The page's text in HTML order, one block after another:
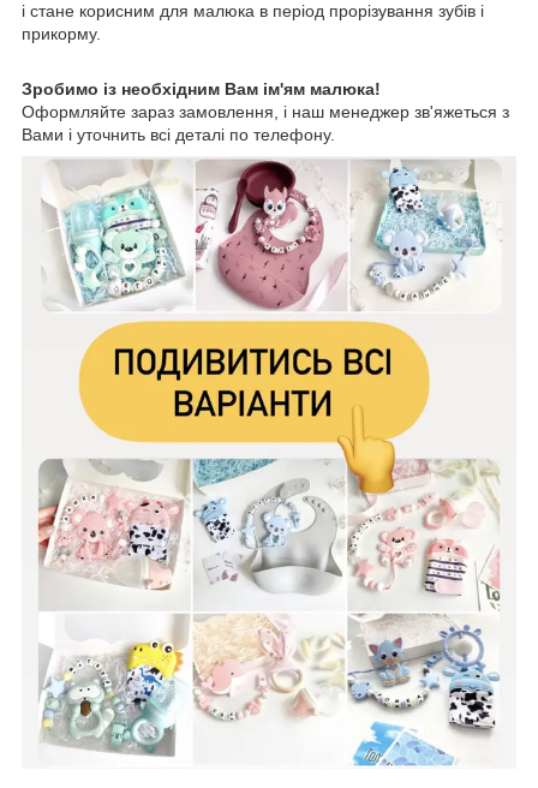
і стане корисним для малюка в період прорізування зубів і
прикорму.
Зробимо із необхідним Вам ім'ям малюка!
Оформляйте зараз замовлення, і наш менеджер зв'яжеться з
Вами і уточнить всі деталі по телефону.